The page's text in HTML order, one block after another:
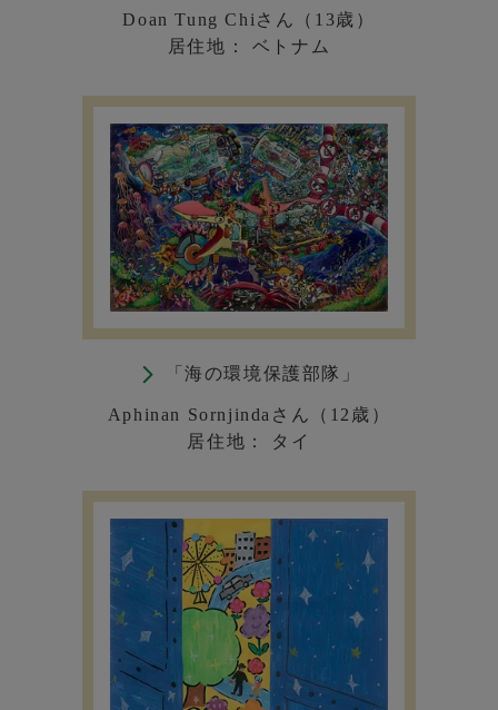
Doan Tung Chiさん（13歳）
居住地： ベトナム
「海の環境保護部隊」
Aphinan Sornjindaさん（12歳）
居住地： タイ